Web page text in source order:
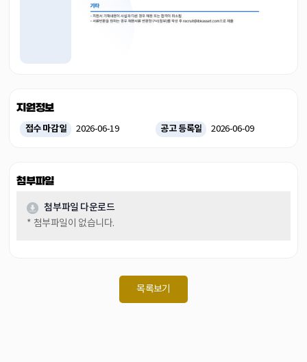
지원정보
접수 마감일 2026-06-19 공고 등록일 2026-06-09
첨부파일
첨부파일 다운로드
* 첨부파일이 없습니다.
목록보기